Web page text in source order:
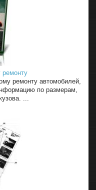
ремонту
ремонту автомобилей,
по размерам,
...